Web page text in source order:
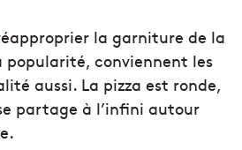
la garniture de la
popularité, conviennent les
aussi. La pizza est ronde,
partage à l’infini autour